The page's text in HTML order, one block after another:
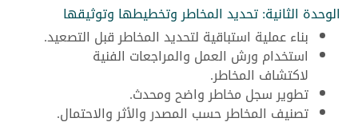
الوحدة الثانية: تحديد المخاطر وتخطيطها وتوثيقها
بناء عملية استباقية لتحديد المخاطر قبل التصعيد.
استخدام ورش العمل والمراجعات الفنية
لاكتشاف المخاطر.
تطوير سجل مخاطر واضح ومحدث.
تصنيف المخاطر حسب المصدر والأثر والاحتمال.